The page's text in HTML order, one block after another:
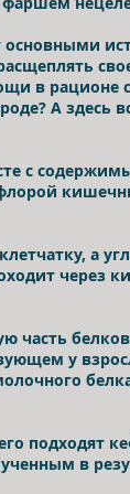
в
А здесь
с
а
через
часть
у
подходят
в